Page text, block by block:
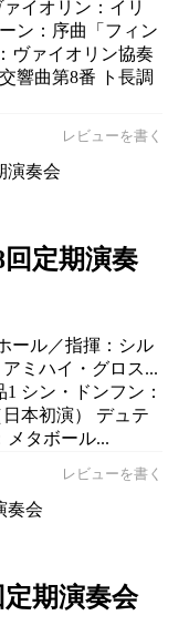
イオリン：イリ
ン：序曲「フィン
ヴァイオリン協奏
響曲第8番 ト長調
レビューを書く
定期演奏
ール／指揮：シル
ミハイ・グロス...
シン・ドンフン：
本初演） デュテ
メタボール...
レビューを書く
期演奏会